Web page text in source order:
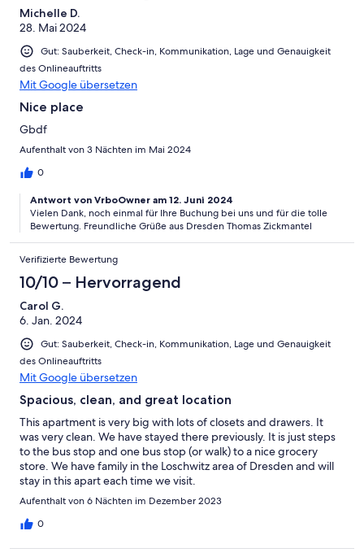
Michelle D.
28. Mai 2024
Gut: Sauberkeit, Check-in, Kommunikation, Lage und Genauigkeit
des Onlineauftritts
Mit Google übersetzen
Nice place
Gbdf
Aufenthalt von 3 Nächten im Mai 2024
0
Antwort von VrboOwner am 12. Juni 2024
Vielen Dank, noch einmal für Ihre Buchung bei uns und für die tolle
Bewertung. Freundliche Grüße aus Dresden Thomas Zickmantel
Verifizierte Bewertung
10/10 – Hervorragend
Carol G.
6. Jan. 2024
Gut: Sauberkeit, Check-in, Kommunikation, Lage und Genauigkeit
des Onlineauftritts
Mit Google übersetzen
Spacious, clean, and great location
This apartment is very big with lots of closets and drawers. It
was very clean. We have stayed there previously. It is just steps
to the bus stop and one bus stop (or walk) to a nice grocery
store. We have family in the Loschwitz area of Dresden and will
stay in this apart each time we visit.
Aufenthalt von 6 Nächten im Dezember 2023
0